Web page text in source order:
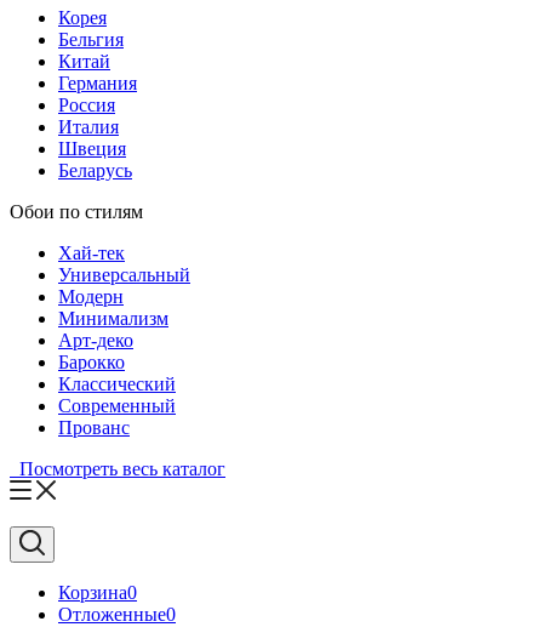
Корея
Бельгия
Китай
Германия
Россия
Италия
Швеция
Беларусь
Обои по стилям
Хай-тек
Универсальный
Модерн
Минимализм
Арт-деко
Барокко
Классический
Современный
Прованс
Посмотреть весь каталог
Корзина0
Отложенные0